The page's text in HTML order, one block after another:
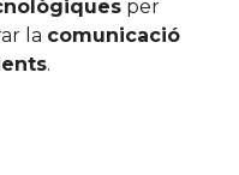
per
la comunicació
.